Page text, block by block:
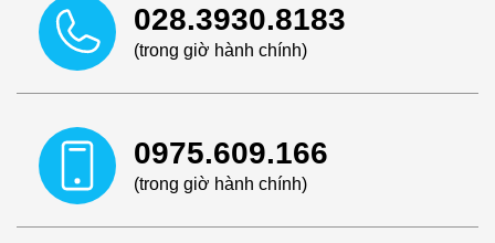
028.3930.8183
(trong giờ hành chính)
0975.609.166
(trong giờ hành chính)